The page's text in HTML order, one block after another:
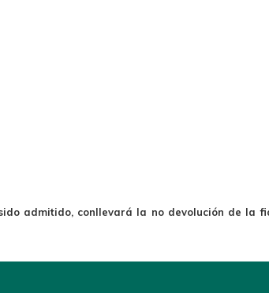
admitido, conllevará la no devolución de la